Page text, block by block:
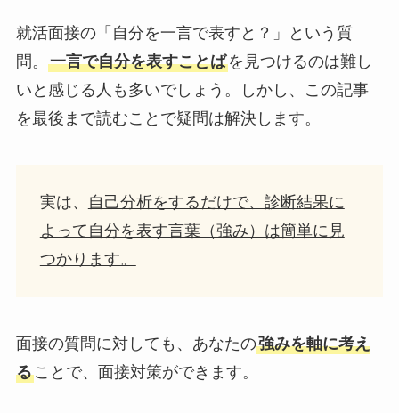
就活面接の「自分を一言で表すと？」という質
問。 一言で自分を表すことばを見つけるのは難し
いと感じる人も多いでしょう。しかし、この記事
を最後まで読むことで疑問は解決します。
実は、
自己分析をするだけで、診断結果に
よって自分を表す言葉（強み）は簡単に見
つかります。
面接の質問に対しても、あなたの強みを軸に考え
ることで、面接対策ができます。